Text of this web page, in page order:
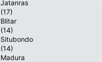
Jatanras
(17)
Blitar
(14)
Situbondo
(14)
Madura